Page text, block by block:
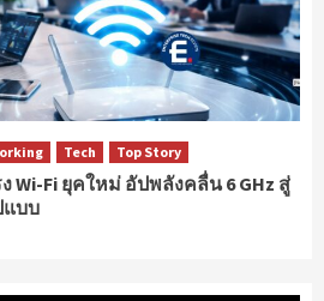
Tech Top Story
Wi-Fi ยุคใหม่ อัปพลังคลื่น 6 GHz สู่
แบบ